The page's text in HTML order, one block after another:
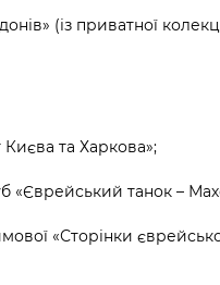
(із приватної
Києва та Харкова»;
«Єврейський танок –
«Сторінки єврейської